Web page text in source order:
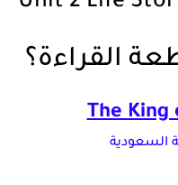
القراءة؟
The King
السعودية